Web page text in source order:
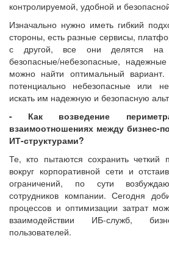
контролируемой, удобной и
Изначально нужно иметь гибкий
стороны, есть разные сервисы,
с другой, все они делятся на
безопасные/небезопасные,
можно найти оптимальный
потенциально небезопасные или
искать им надежную и безопасную
- Как возведение
взаимоотношениях между бизнес-
ИТ-структурами?
Те, кто пытаются сохранить четкий
вокруг корпоративной сети и
ограничений, по сути
сотрудников компании. Сегодня
процессов и оптимизации затрат
взаимодействии ИБ-служб,
пользователей.